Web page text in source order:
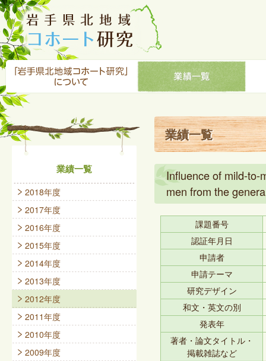
業績一覧
Influence of mild-to-
men from the
課題番号
認証年月日
申請者
申請テーマ
研究デザイン
和文・英文の別
発表年
著者・論文タイトル・
掲載雑誌など
業績一覧
2018年度
2017年度
2016年度
2015年度
2014年度
2013年度
2012年度
2011年度
2010年度
2009年度